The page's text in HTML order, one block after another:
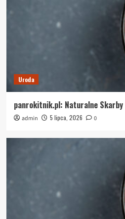
Uroda
panrokitnik.pl: Naturalne Skarby
admin 5 lipca, 2026 0